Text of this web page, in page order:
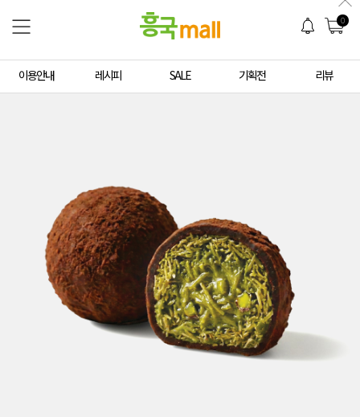
0
이용안내 레시피 SALE 기획전 리뷰